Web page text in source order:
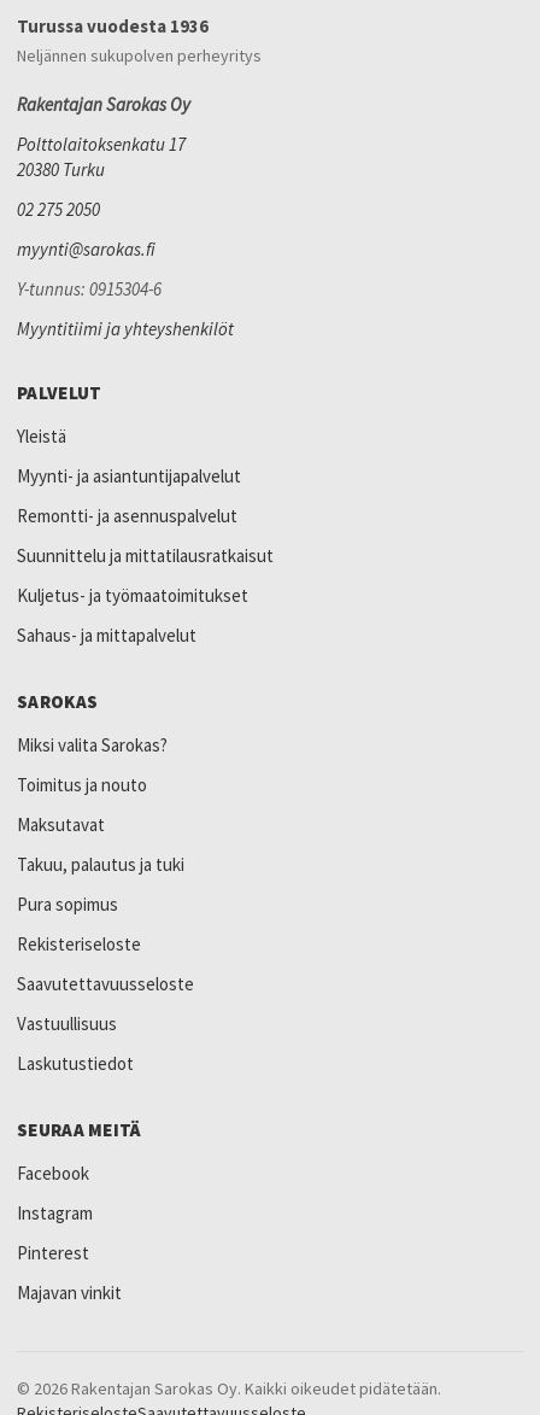
Turussa vuodesta 1936
Neljännen sukupolven perheyritys
Rakentajan Sarokas Oy
Polttolaitoksenkatu 17
20380 Turku
02 275 2050
myynti@sarokas.fi
Y-tunnus: 0915304-6
Myyntitiimi ja yhteyshenkilöt
PALVELUT
Yleistä
Myynti- ja asiantuntijapalvelut
Remontti- ja asennuspalvelut
Suunnittelu ja mittatilausratkaisut
Kuljetus- ja työmaatoimitukset
Sahaus- ja mittapalvelut
SAROKAS
Miksi valita Sarokas?
Toimitus ja nouto
Maksutavat
Takuu, palautus ja tuki
Pura sopimus
Rekisteriseloste
Saavutettavuusseloste
Vastuullisuus
Laskutustiedot
SEURAA MEITÄ
Facebook
Instagram
Pinterest
Majavan vinkit
© 2026 Rakentajan Sarokas Oy. Kaikki oikeudet pidätetään.